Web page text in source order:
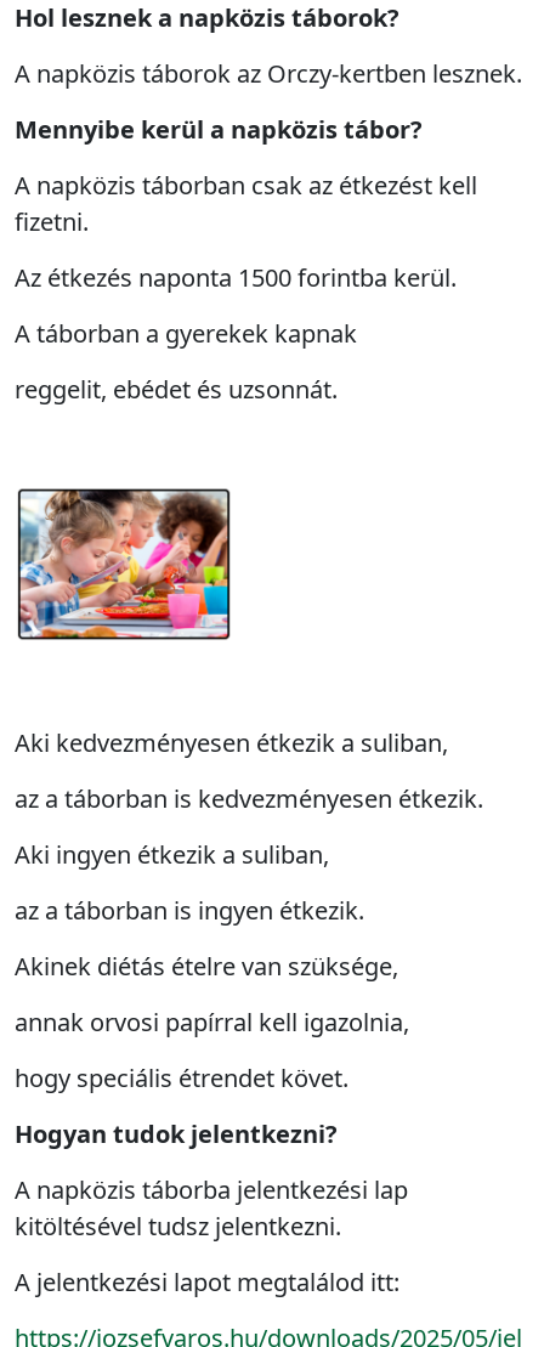
Hol lesznek a napközis táborok?
A napközis táborok az Orczy-kertben lesznek.
Mennyibe kerül a napközis tábor?
A napközis táborban csak az étkezést kell
fizetni.
Az étkezés naponta 1500 forintba kerül.
A táborban a gyerekek kapnak
reggelit, ebédet és uzsonnát.
Aki kedvezményesen étkezik a suliban,
az a táborban is kedvezményesen étkezik.
Aki ingyen étkezik a suliban,
az a táborban is ingyen étkezik.
Akinek diétás ételre van szüksége,
annak orvosi papírral kell igazolnia,
hogy speciális étrendet követ.
Hogyan tudok jelentkezni?
A napközis táborba jelentkezési lap
kitöltésével tudsz jelentkezni.
A jelentkezési lapot megtalálod itt:
https://jozsefvaros.hu/downloads/2025/05/jel